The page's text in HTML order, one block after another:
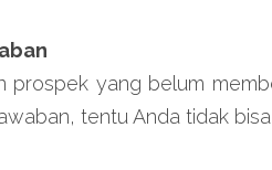
prospek yang belum
tentu Anda tidak